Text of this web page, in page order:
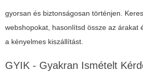
gyorsan és biztonságosan történjen.
webshopokat, hasonlítsd össze az árakat
a kényelmes kiszállítást.
GYIK - Gyakran Ismételt